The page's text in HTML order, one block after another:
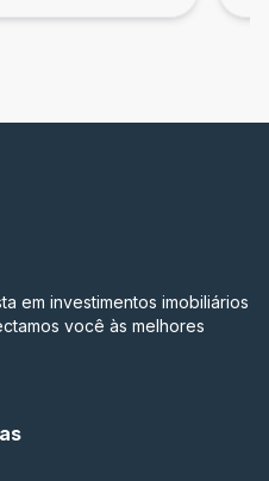
em investimentos imobiliários
você às melhores